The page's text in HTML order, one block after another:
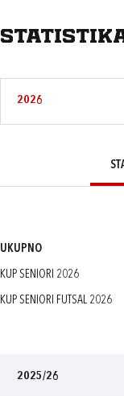
Statistika
2026
UKUPNO
KUP SENIORI 2026
KUP SENIORI FUTSAL 2026
2025/26